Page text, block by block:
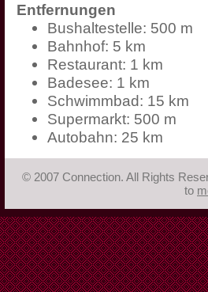
Entfernungen
Bushaltestelle: 500 m
Bahnhof: 5 km
Restaurant: 1 km
Badesee: 1 km
Schwimmbad: 15 km
Supermarkt: 500 m
Autobahn: 25 km
© 2007 Connection. All Rights
to